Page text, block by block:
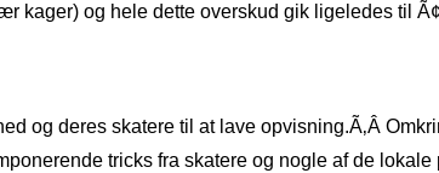
og hele dette overskud gik ligeledes til
og deres skatere til at lave opvisning.Ã‚Â
tricks fra skatere og nogle af de